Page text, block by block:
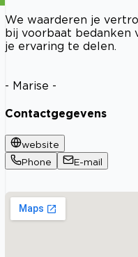
We waarderen je
bij voorbaat bedanken
je ervaring te delen.
- Marise -
Contactgegevens
website
Phone
E-mail